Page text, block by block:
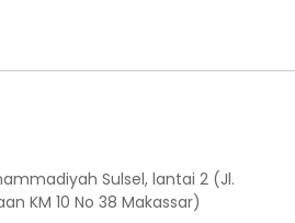
Sulsel, lantai 2 (Jl.
KM 10 No 38 Makassar)